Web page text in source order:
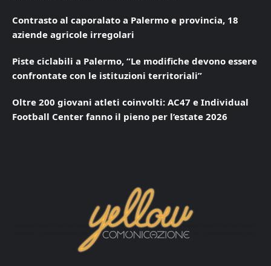
Contrasto al caporalato a Palermo e provincia, 18
aziende agricole irregolari
Piste ciclabili a Palermo, “Le modifiche devono essere
confrontate con le istituzioni territoriali”
Oltre 200 giovani atleti coinvolti: AC47 e Individual
Football Center fanno il pieno per l’estate 2026